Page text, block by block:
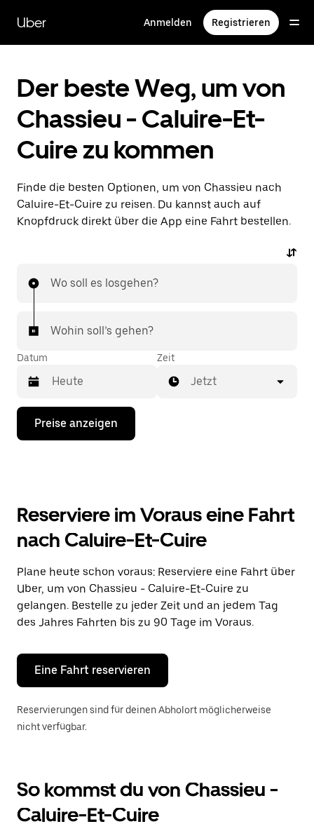
zum
Hauptinhalt
Uber Anmelden Registrieren
Der beste Weg, um von
Chassieu - Caluire-Et-
Cuire zu kommen
Finde die besten Optionen, um von Chassieu nach
Caluire-Et-Cuire zu reisen. Du kannst auch auf
Knopfdruck direkt über die App eine Fahrt bestellen.
Wo soll es losgehen?
Wohin soll’s gehen?
Datum
Drücke
Nach-
Kalender
interagieren
ein
Datum
auszuwählen.
Drücke
die
Escape-
um
den
Kalender
schließen.
Zeit
Jetzt
Preise anzeigen
Reserviere im Voraus eine Fahrt
nach Caluire-Et-Cuire
Plane heute schon voraus: Reserviere eine Fahrt über
Uber, um von Chassieu - Caluire-Et-Cuire zu
gelangen. Bestelle zu jeder Zeit und an jedem Tag
des Jahres Fahrten bis zu 90 Tage im Voraus.
Eine Fahrt reservieren
Reservierungen sind für deinen Abholort möglicherweise
nicht verfügbar.
So kommst du von Chassieu -
Caluire-Et-Cuire